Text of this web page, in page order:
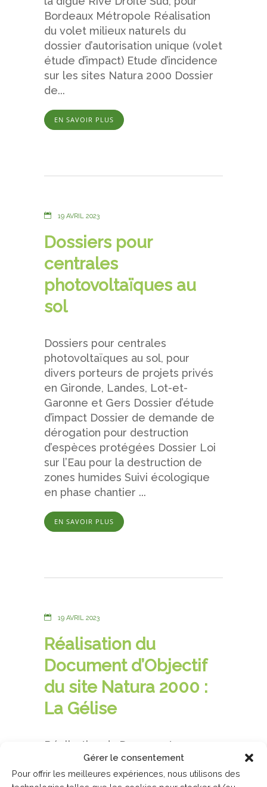
Gérer le consentement
Pour offrir les meilleures expériences, nous utilisons des
Bordeaux Métropole Réalisation
du volet milieux naturels du
dossier d’autorisation unique (volet
étude d’impact) Etude d’incidence
sur les sites Natura 2000 Dossier
de...
EN SAVOIR PLUS
19 AVRIL 2023
Dossiers pour
centrales
photovoltaïques au
sol
Dossiers pour centrales
photovoltaïques au sol, pour
divers porteurs de projets privés
en Gironde, Landes, Lot-et-
Garonne et Gers Dossier d’étude
d’impact Dossier de demande de
dérogation pour destruction
d’espèces protégées Dossier Loi
sur l’Eau pour la destruction de
zones humides Suivi écologique
en phase chantier ...
EN SAVOIR PLUS
19 AVRIL 2023
Réalisation du
Document d’Objectif
du site Natura 2000 :
La Gélise
Réalisation du Document
d’Objectif du site Natura 2000 « La
Gélise » Pour le compte du DDT